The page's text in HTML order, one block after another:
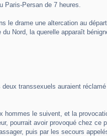
Paris-Persan de 7 heures.
le drame une altercation au
Nord, la querelle apparaît
transsexuels auraient
hommes le suivent, et la
pourrait avoir provoqué chez ce
puis par les secours